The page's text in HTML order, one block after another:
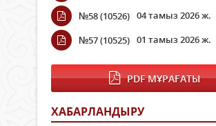
№58 (10526) 04 тамыз 2026 ж.
№57 (10525) 01 тамыз 2026 ж.
PDF МҰРАҒАТЫ
ХАБАРЛАНДЫРУ